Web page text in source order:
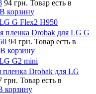
94 грн. Товар есть в
В корзину
G Flex2 H950
пленка Drobak для LG G
94 грн. Товар есть в
В корзину
G2 mini
пленка Drobak для LG
грн. Товар есть в
корзину